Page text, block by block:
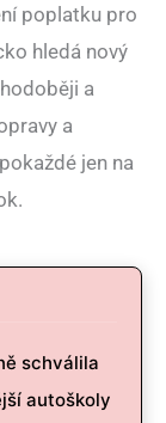
poplatku pro
hledá nový
a
a
jen na
schválila
autoškoly